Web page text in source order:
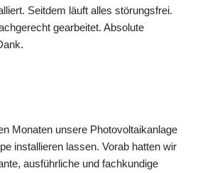
Seitdem läuft alles störungsfrei.
gearbeitet. Absolute
Monaten unsere Photovoltaikanlage
installieren lassen. Vorab hatten wir
ausführliche und fachkundige